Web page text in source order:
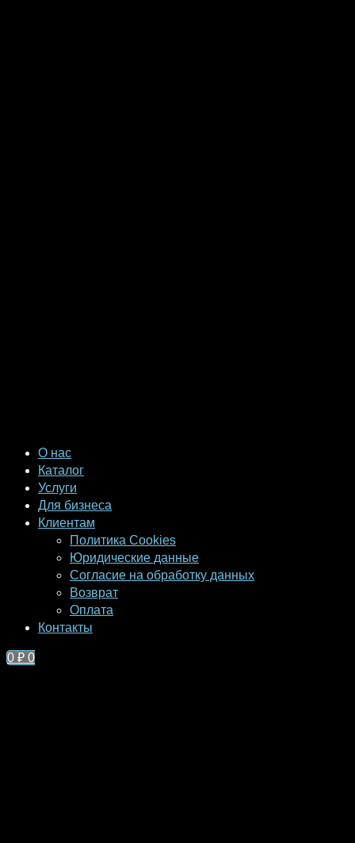
О нас
Каталог
Услуги
Для бизнеса
Клиентам
Политика Cookies
Юридические данные
Согласие на обработку данных
Возврат
Оплата
Контакты
0 ₽ 0